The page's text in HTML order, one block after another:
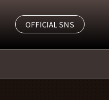
OFFICIAL SNS